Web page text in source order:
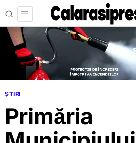
ȘTIRI
Primăria